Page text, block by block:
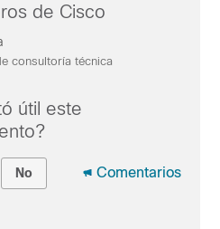
de Cisco
consultoría técnica
útil este
No Comentarios